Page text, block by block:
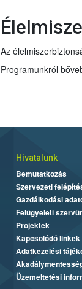
Az
Programunkról
Hivatalunk
Bemutatkozás
Szervezeti
Gazdálkodási
Felügyeleti
Projektek
Kapcsolódó linkek
Adatkezelési
Üzemeltetési